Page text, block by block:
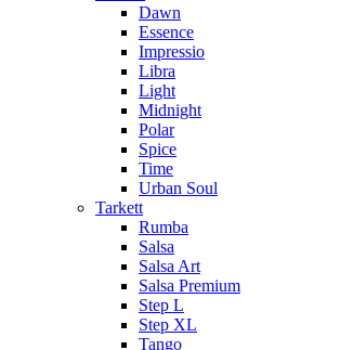
Dawn
Essence
Impressio
Libra
Light
Midnight
Polar
Spice
Time
Urban Soul
Tarkett
Rumba
Salsa
Salsa Art
Salsa Premium
Step L
Step XL
Tango